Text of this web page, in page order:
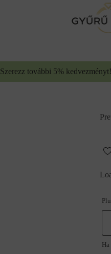
Szerezz további 5%